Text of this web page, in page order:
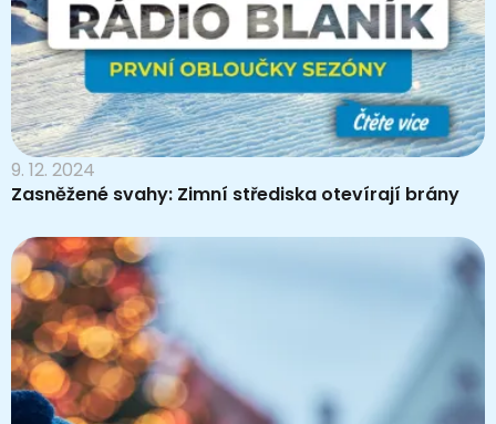
9. 12. 2024
Zasněžené svahy: Zimní střediska otevírají brány